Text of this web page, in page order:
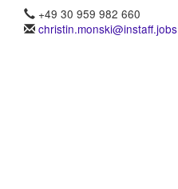
+49 30 959 982 660
christin.monski@instaff.jobs